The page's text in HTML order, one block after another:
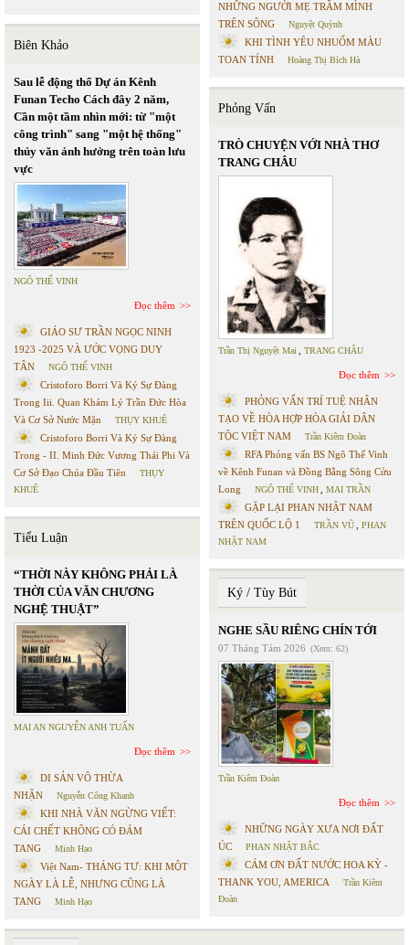
Biên Khảo
Sau lễ động thổ Dự án Kênh
Funan Techo Cách đây 2 năm,
Cần một tầm nhìn mới: từ "một
công trình" sang "một hệ thống"
thủy văn ảnh hưởng trên toàn lưu
vực
NGÔ THẾ VINH
Đọc thêm
GIÁO SƯ TRẦN NGỌC NINH
1923 -2025 VÀ ƯỚC VỌNG DUY
TÂN
NGÔ THẾ VINH
Cristoforo Borri Và Ký Sự Đàng
Trong Iii. Quan Khám Lý Trần Đức Hòa
Và Cơ Sở Nước Mặn
THỤY KHUÊ
Cristoforo Borri Và Ký Sự Đàng
Trong - II. Minh Đức Vương Thái Phi Và
Cơ Sở Đạo Chúa Đầu Tiên
THỤY
KHUÊ
Tiểu Luận
“THỜI NÀY KHÔNG PHẢI LÀ
THỜI CỦA VĂN CHƯƠNG
NGHỆ THUẬT”
MAI AN NGUYỄN ANH TUẤN
Đọc thêm
DI SẢN VÔ THỪA
NHẬN
Nguyễn Công Khanh
KHI NHÀ VĂN NGỪNG VIẾT:
CÁI CHẾT KHÔNG CÓ ĐÁM
TANG
Minh Hạo
Việt Nam- THÁNG TƯ: KHI MỘT
NGÀY LÀ LỄ, NHƯNG CŨNG LÀ
TANG
Minh Hạo
NHỮNG NGƯỜI MẸ TRẦM MÌNH
TRÊN SÔNG
Nguyệt Quỳnh
KHI TÌNH YÊU NHUỐM MÀU
TOAN TÍNH
Hoàng Thị Bích Hà
Phỏng Vấn
TRÒ CHUYỆN VỚI NHÀ THƠ
TRANG CHÂU
Trần Thị Nguyệt Mai TRANG CHÂU
Đọc thêm
PHỎNG VẤN TRÍ TUỆ NHÂN
TẠO VỀ HÒA HỢP HÒA GIẢI DÂN
TỘC VIỆT NAM
Trần Kiêm Đoàn
RFA Phỏng vấn BS Ngô Thế Vinh
về Kênh Funan và Đồng Bằng Sông Cửu
Long
NGÔ THẾ VINH MAI TRẦN
GẶP LẠI PHAN NHẬT NAM
TRÊN QUỐC LỘ 1
TRẦN VŨ
PHAN
NHẬT NAM
Ký / Tùy Bút
NGHE SẦU RIÊNG CHÍN TỚI
07 Tháng Tám 2026 (Xem: 62)
Trần Kiêm Đoàn
Đọc thêm
NHỮNG NGÀY XƯA NƠI ĐẤT
ÚC
PHAN NHẬT BẮC
CÁM ƠN ĐẤT NƯỚC HOA KỲ -
THANK YOU, AMERICA
Trần Kiêm
Đoàn